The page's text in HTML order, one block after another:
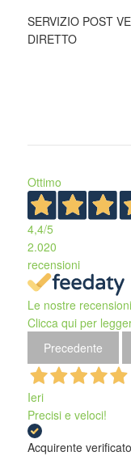
SERVIZIO POST
DIRETTO
Ottimo
4,4/5
2.020
recensioni
Le nostre
Clicca qui per
Precedente
Ieri
Precisi e veloci!
Acquirente verificato